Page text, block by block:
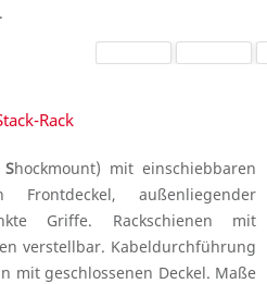
Rack
Shockmount) mit einschiebbaren
Frontdeckel, außenliegender
Griffe. Rackschienen mit
verstellbar. Kabeldurchführung
mit geschlossenen Deckel. Maße